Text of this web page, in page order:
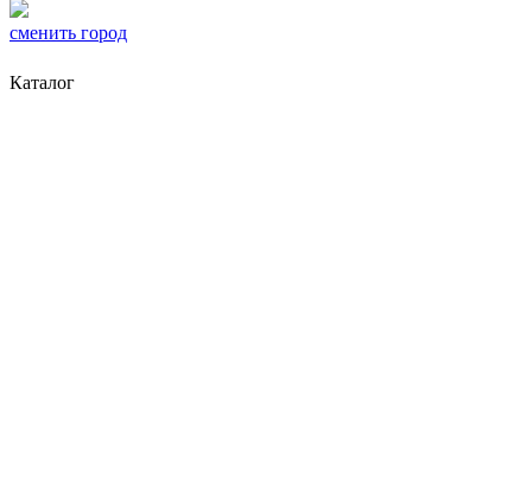
сменить город
Каталог